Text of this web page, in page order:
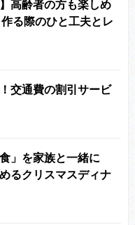
高齢者の方も楽しめ
る際のひと工夫とレ
交通費の割引サービ
」を家族と一緒に
るクリスマスディナ